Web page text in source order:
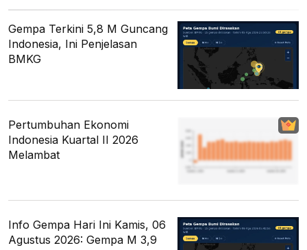
Gempa Terkini 5,8 M Guncang
Indonesia, Ini Penjelasan
BMKG
Pertumbuhan Ekonomi
Indonesia Kuartal II 2026
Melambat
Info Gempa Hari Ini Kamis, 06
Agustus 2026: Gempa M 3,9